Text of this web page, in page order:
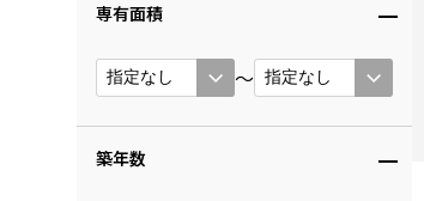
専有面積
〜
築年数